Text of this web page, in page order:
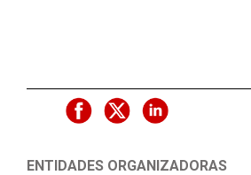
ENTIDADES ORGANIZADORAS